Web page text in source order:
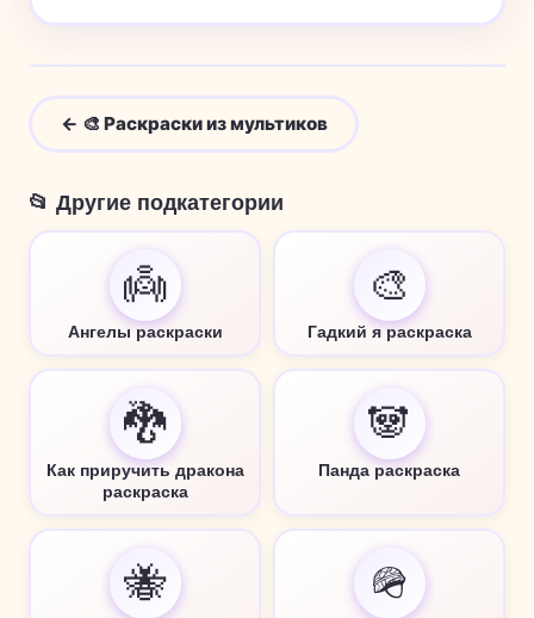
← 🎨 Раскраски из мультиков
📂 Другие подкатегории
👼
Ангелы раскраски
🎨
Гадкий я раскраска
🐉
Как приручить дракона
раскраска
🐼
Панда раскраска
🐝 🪖